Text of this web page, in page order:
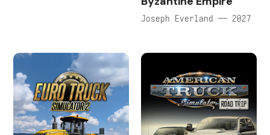
Joseph Everland — 2027